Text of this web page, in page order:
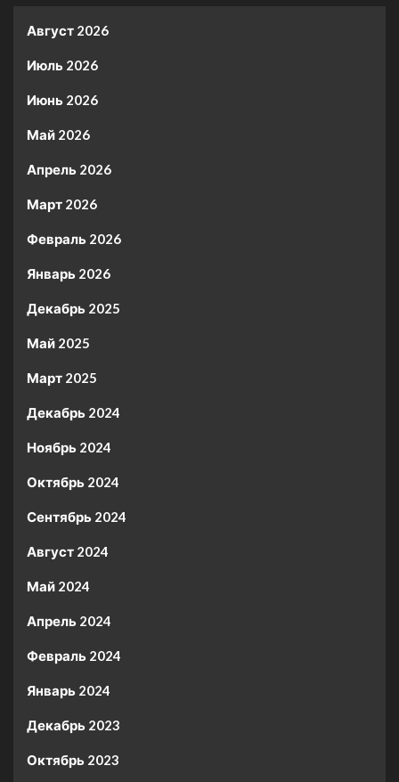
Август 2026
Июль 2026
Июнь 2026
Май 2026
Апрель 2026
Март 2026
Февраль 2026
Январь 2026
Декабрь 2025
Май 2025
Март 2025
Декабрь 2024
Ноябрь 2024
Октябрь 2024
Сентябрь 2024
Август 2024
Май 2024
Апрель 2024
Февраль 2024
Январь 2024
Декабрь 2023
Октябрь 2023